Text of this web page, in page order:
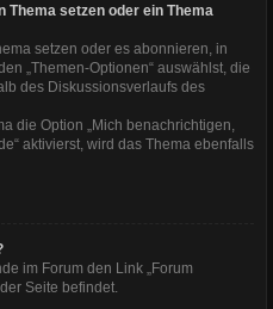
Thema setzen oder ein Thema
setzen oder es abonnieren, in
„Themen-Optionen“ auswählst, die
des Diskussionsverlaufs des
die Option „Mich benachrichtigen,
aktivierst, wird das Thema ebenfalls
im Forum den Link „Forum
Seite befindet.